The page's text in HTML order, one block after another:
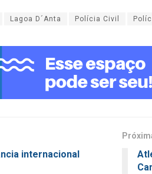
Lagoa D´Anta Polícia Civil
internacional